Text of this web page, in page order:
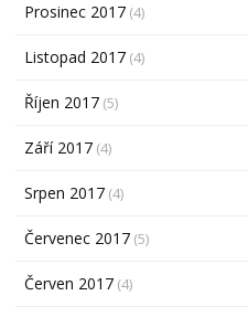
Prosinec 2017 (4)
Listopad 2017 (4)
Říjen 2017 (5)
Září 2017 (4)
Srpen 2017 (4)
Červenec 2017 (5)
Červen 2017 (4)